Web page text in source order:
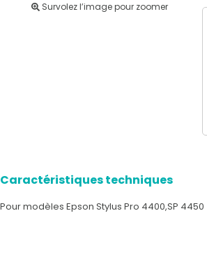
Survolez l’image pour zoomer
Caractéristiques techniques
Pour modèles Epson Stylus Pro 4400,SP 4450